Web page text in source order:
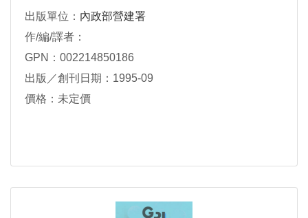
出版單位： 內政部營建署
作/編/譯者：
GPN：002214850186
出版／創刊日期：1995-09
價格：未定價